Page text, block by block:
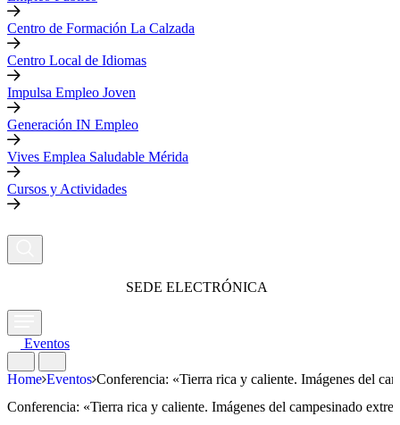
Centro de Formación La Calzada
Centro Local de Idiomas
Impulsa Empleo Joven
Generación IN Empleo
Vives Emplea Saludable Mérida
Cursos y Actividades
SEDE ELECTRÓNICA
Eventos
Home Eventos Conferencia: «Tierra rica y caliente. Imágenes del
Conferencia: «Tierra rica y caliente. Imágenes del campesinado